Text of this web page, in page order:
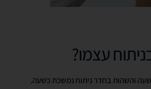
עצמו?
והשהות בחדר ניתוח נמשכת כשעה.